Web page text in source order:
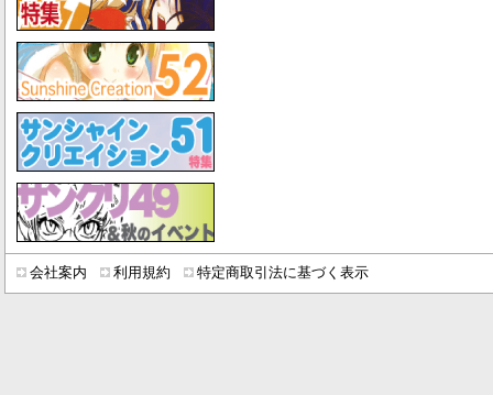
会社案内 利用規約 特定商取引法に基づく表示